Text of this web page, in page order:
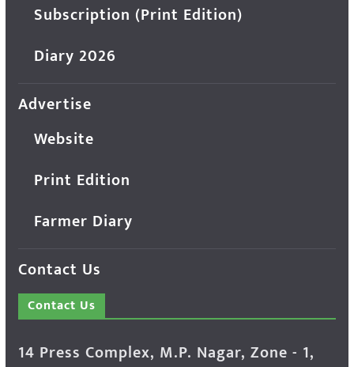
Subscription (Print Edition)
Diary 2026
Advertise
Website
Print Edition
Farmer Diary
Contact Us
Contact Us
14 Press Complex, M.P. Nagar, Zone - 1,